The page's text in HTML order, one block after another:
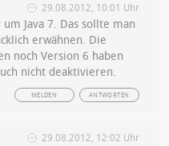
29.08.2012, 10:01 Uhr
Java 7. Das sollte man
erwähnen. Die
noch Version 6 haben
nicht deaktivieren.
ANTWORTEN
MELDEN
29.08.2012, 12:02 Uhr